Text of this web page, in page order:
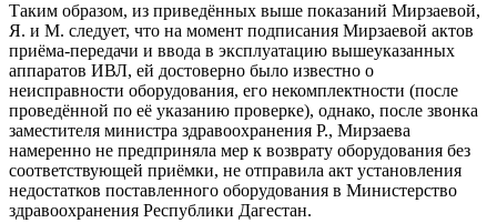
Таким образом, из приведённых выше показаний Мирзаевой,
Я. и М. следует, что на момент подписания Мирзаевой актов
приёма-передачи и ввода в эксплуатацию вышеуказанных
аппаратов ИВЛ, ей достоверно было известно о
неисправности оборудования, его некомплектности (после
проведённой по её указанию проверке), однако, после звонка
заместителя министра здравоохранения Р., Мирзаева
намеренно не предприняла мер к возврату оборудования без
соответствующей приёмки, не отправила акт установления
недостатков поставленного оборудования в Министерство
здравоохранения Республики Дагестан.